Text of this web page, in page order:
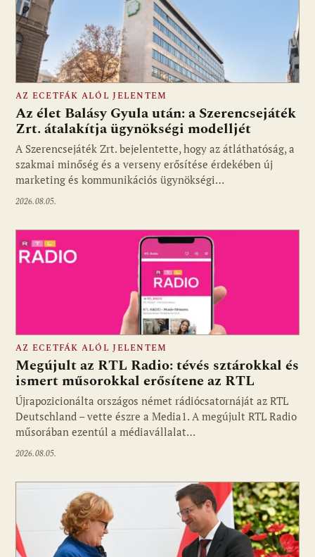
Fotó: media1.hu
AZ ECETFÁK ALÓL JELENTEM
Az élet Balásy Gyula után: a Szerencsejáték
Zrt. átalakítja ügynökségi modelljét
A Szerencsejáték Zrt. bejelentette, hogy az átláthatóság, a
szakmai minőség és a verseny erősítése érdekében új
marketing és kommunikációs ügynökségi…
2026.08.05.
Fotó: media1.hu
AZ ECETFÁK ALÓL JELENTEM
Megújult az RTL Radio: tévés sztárokkal és
ismert műsorokkal erősítene az RTL
Újrapozicionálta országos német rádiócsatornáját az RTL
Deutschland – vette észre a Media1. A megújult RTL Radio
műsorában ezentúl a médiavállalat…
2026.08.05.